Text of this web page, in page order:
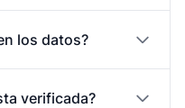
los datos?
verificada?